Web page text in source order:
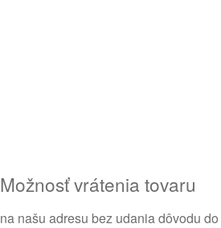
Možnosť vrátenia tovaru
na našu adresu bez udania dôvodu